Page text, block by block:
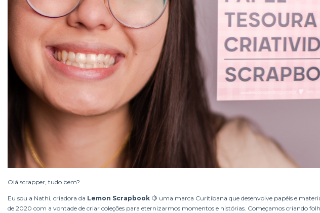
Olá scrapper, tudo bem?
Eu sou a Nathi, criadora da Lemon Scrapbook 🍋 uma marca Curitibana que desenvolve papéis e
de 2020 com a vontade de criar coleções para eternizarmos momentos e histórias. Começamos criando